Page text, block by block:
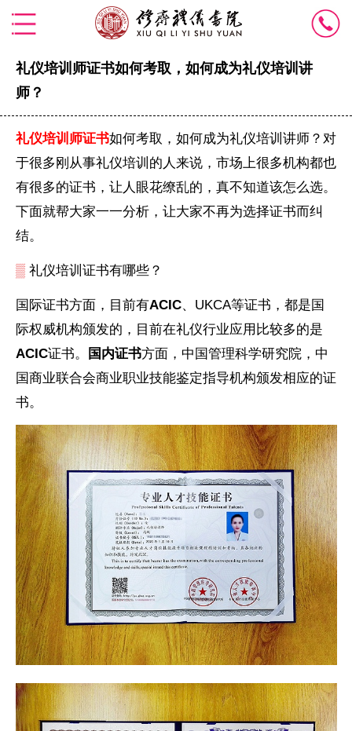
礼仪培训师证书如何考取，如何成为礼仪培训讲
师？
礼仪培训师证书如何考取，如何成为礼仪培训讲师？对
于很多刚从事礼仪培训的人来说，市场上很多机构都也
有很多的证书，让人眼花缭乱的，真不知道该怎么选。
下面就帮大家一一分析，让大家不再为选择证书而纠
结。
▒ 礼仪培训证书有哪些？
国际证书方面，目前有ACIC、UKCA等证书，都是国
际权威机构颁发的，目前在礼仪行业应用比较多的是
ACIC证书。 国内证书方面，中国管理科学研究院，中
国商业联合会商业职业技能鉴定指导机构颁发相应的证
书。